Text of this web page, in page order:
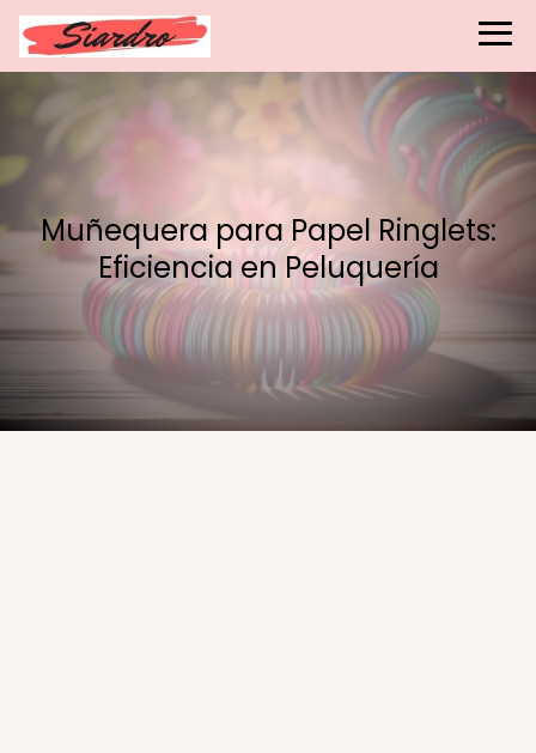
Muñequera para Papel Ringlets:
Eficiencia en Peluquería